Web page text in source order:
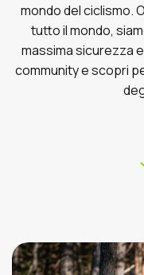
mondo del ciclismo.
tutto il mondo,
massima sicurezza
community e scopri